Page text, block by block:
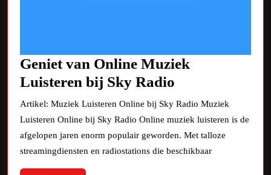
Geniet van Online Muziek
Luisteren bij Sky Radio
van
Online
Muziek
Luisteren
Artikel: Muziek Luisteren Online bij Sky Radio Muziek
Luisteren Online bij Sky Radio Online muziek luisteren is de
afgelopen jaren enorm populair geworden. Met talloze
streamingdiensten en radiostations die beschikbaar